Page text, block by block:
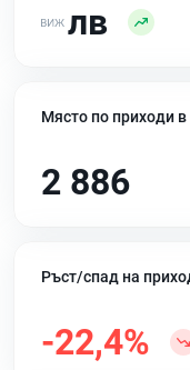
лв
Място по приходи в
2 886
Ръст/спад на
-22,4%